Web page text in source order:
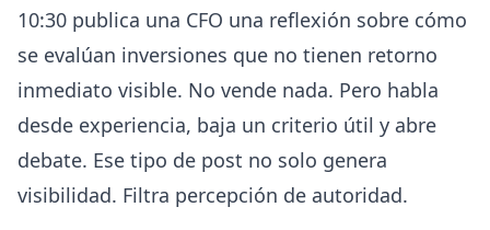
10:30 publica una CFO una reflexión sobre cómo
se evalúan inversiones que no tienen retorno
inmediato visible. No vende nada. Pero habla
desde experiencia, baja un criterio útil y abre
debate. Ese tipo de post no solo genera
visibilidad. Filtra percepción de autoridad.